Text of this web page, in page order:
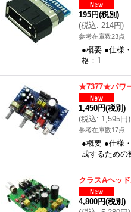
195円(税別)
(税込: 214円)
参考在庫数23点
●概要 ●仕様
格：1
★7377★パワ
1,450円(税別)
(税込: 1,595円)
参考在庫数17点
●概要 ●仕様
成するため
クラスAヘッ
4,800円(税別)